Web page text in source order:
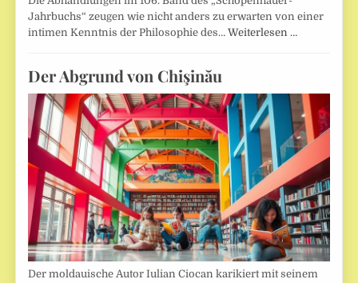
Jahrbuchs“ zeugen wie nicht anders zu erwarten von einer
intimen Kenntnis der Philosophie des…Weiterlesen …
Der Abgrund von Chişinău
Der moldauische Autor Iulian Ciocan karikiert mit seinem